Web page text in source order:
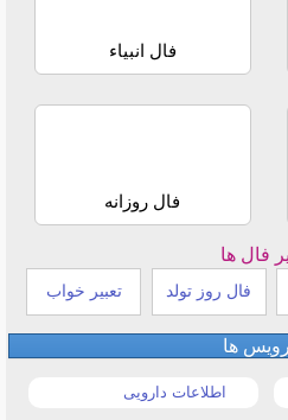
فال انبیاء
فال روزانه
فال ها
فال روز تولد تعبیر خواب
ها
اطلاعات دارویی